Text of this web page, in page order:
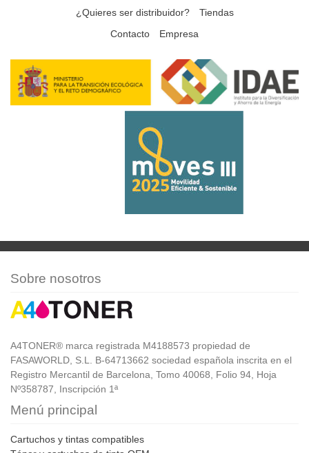
¿Quieres ser distribuidor?
Tiendas
Contacto
Empresa
Sobre nosotros
A4TONER® marca registrada M4188573 propiedad de
FASAWORLD, S.L. B-64713662 sociedad española inscrita en el
Registro Mercantil de Barcelona, Tomo 40068, Folio 94, Hoja
Nº358787, Inscripción 1ª
Menú principal
Cartuchos y tintas compatibles